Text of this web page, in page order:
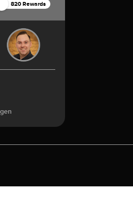
820 Rewards